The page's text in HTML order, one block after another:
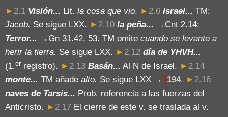
► 2.1 Visión... Lit. la cosa que vio. ► 2.6 Israel... TM:
Jacob. Se sigue LXX. ► 2.10 la peña... →Cnt 2.14;
Terror... →Gn 31.42, 53. TM omite cuando se levante a
herir la tierra. Se sigue LXX. ► 2.12 día de YHVH...
(1.er registro). ► 2.13 Basán... Al N de Israel. ► 2.14
monte... TM añade alto. Se sigue LXX →§194. ► 2.16
naves de Tarsis... Prob. referencia a las fuerzas del
Anticristo. ► 2.17 El cierre de este v. se traslada al v.